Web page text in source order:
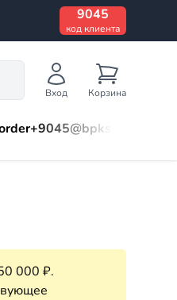
9045
код клиента
Вход Корзина
000 ₽.